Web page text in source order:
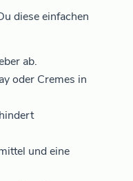
diese einfachen
ab.
oder Cremes in
und eine